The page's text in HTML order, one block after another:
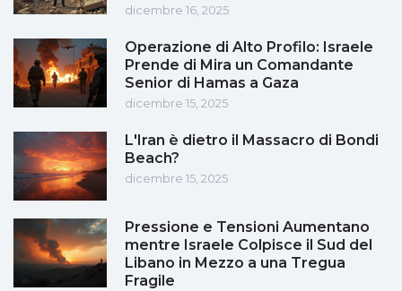
dicembre 16, 2025
Operazione di Alto Profilo: Israele
Prende di Mira un Comandante
Senior di Hamas a Gaza
dicembre 15, 2025
L'Iran è dietro il Massacro di Bondi
Beach?
dicembre 15, 2025
Pressione e Tensioni Aumentano
mentre Israele Colpisce il Sud del
Libano in Mezzo a una Tregua
Fragile